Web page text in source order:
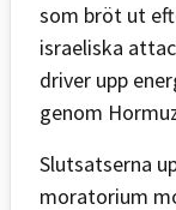
som bröt ut
israeliska
driver upp
genom
Slutsatserna
moratorium